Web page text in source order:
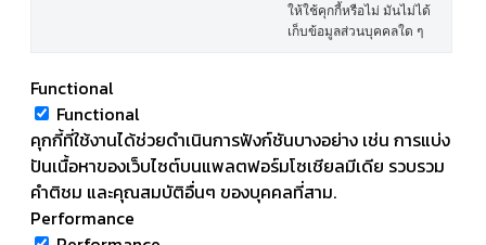
ให้ใช้คุกกี้หรือไม่ มันไม่ได้
เก็บข้อมูลส่วนบุคคลใด ๆ
Functional
Functional
คุกกี้ที่ใช้งานได้ช่วยดำเนินการฟังก์ชันบางอย่าง เช่น การแบ่ง
ปันเนื้อหาของเว็บไซต์บนแพลตฟอร์มโซเชียลมีเดีย รวบรวม
คำติชม และคุณสมบัติอื่นๆ ของบุคคลที่สาม.
Performance